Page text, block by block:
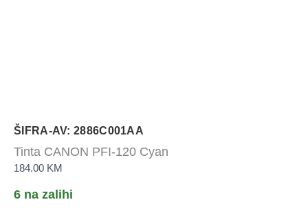
ŠIFRA-AV: 2886C001AA
Tinta CANON PFI-120 Cyan
184.00 KM
6 na zalihi